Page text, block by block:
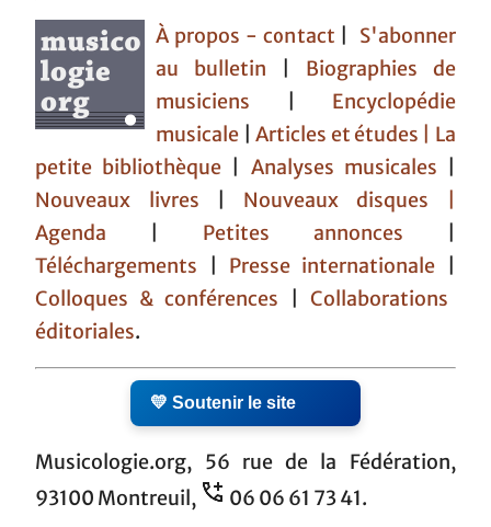
À propos - contact
S'abonner
au bulletin
Biographies de
musiciens
Encyclopédie
musicale |Articles et études | La
petite bibliothèque
Analyses musicales
Nouveaux livres
Nouveaux disques |
Agenda
Petites annonces
Téléchargements
Presse internationale
Colloques & conférences
Collaborations
éditoriales.
💛 Soutenir le site
Musicologie.org, 56 rue de la Fédération,
93100 Montreuil,
06 06 61 73 41.